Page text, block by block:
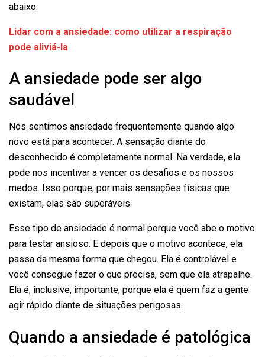
abaixo.
Lidar com a ansiedade: como utilizar a respiração
pode aliviá-la
A ansiedade pode ser algo
saudável
Nós sentimos ansiedade frequentemente quando algo
novo está para acontecer. A sensação diante do
desconhecido é completamente normal. Na verdade, ela
pode nos incentivar a vencer os desafios e os nossos
medos. Isso porque, por mais sensações físicas que
existam, elas são superáveis.
Esse tipo de ansiedade é normal porque você abe o motivo
para testar ansioso. E depois que o motivo acontece, ela
passa da mesma forma que chegou. Ela é controlável e
você consegue fazer o que precisa, sem que ela atrapalhe.
Ela é, inclusive, importante, porque ela é quem faz a gente
agir rápido diante de situações perigosas.
Quando a ansiedade é patológica